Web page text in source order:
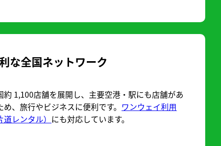
な全国ネットワーク
約 1,100店舗を展開し、主要空港・駅にも店舗があ
め、旅行やビジネスに便利です。 ワンウェイ利用
道レンタル） にも対応しています。